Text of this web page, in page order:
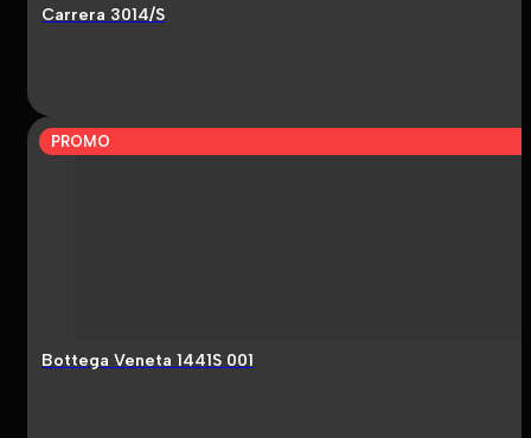
Carrera 3014/S
PROMO
Bottega Veneta 1441S 001